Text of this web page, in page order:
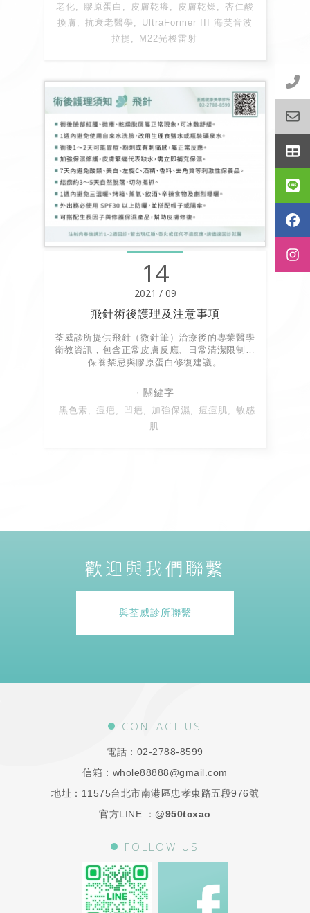
老化
膠原蛋白 皮膚乾癢 皮膚乾燥
杏仁酸
換膚
抗衰老醫學
UltraFormer III 海芙音波
拉提
M22光梭雷射
14
2021 / 09
飛針術後護理及注意事項
荃威診所提供飛針（微針筆）治療後的專業醫學
衛教資訊，包含正常皮膚反應、日常清潔限制、
保養禁忌與膠原蛋白修復建議。
黑色素 痘疤 凹疤 加強保濕 痘痘肌
敏感
肌
歡迎與我們聯繫
與荃威診所聯繫
CONTACT US
電話： 02-2788-8599
信箱： whole88888@gmail.com
地址： 11575台北市南港區忠孝東路五段976號
官方LINE ：@950tcxao
FOLLOW US